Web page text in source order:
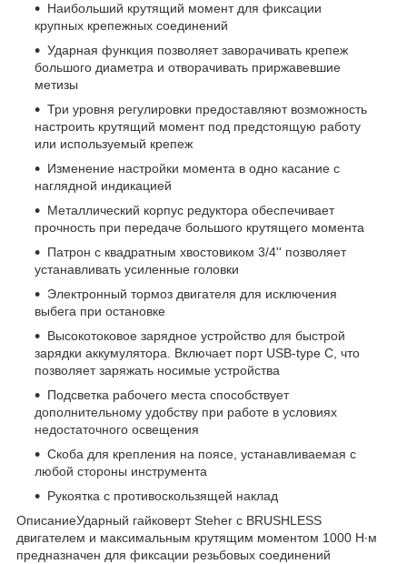
Наибольший крутящий момент для фиксации
крупных крепежных соединений
Ударная функция позволяет заворачивать крепеж
большого диаметра и отворачивать приржавевшие
метизы
Три уровня регулировки предоставляют возможность
настроить крутящий момент под предстоящую работу
или используемый крепеж
Изменение настройки момента в одно касание с
наглядной индикацией
Металлический корпус редуктора обеспечивает
прочность при передаче большого крутящего момента
Патрон с квадратным хвостовиком 3/4'' позволяет
устанавливать усиленные головки
Электронный тормоз двигателя для исключения
выбега при остановке
Высокотоковое зарядное устройство для быстрой
зарядки аккумулятора. Включает порт USB-type C, что
позволяет заряжать носимые устройства
Подсветка рабочего места способствует
дополнительному удобству при работе в условиях
недостаточного освещения
Скоба для крепления на поясе, устанавливаемая с
любой стороны инструмента
Рукоятка с противоскользящей наклад
ОписаниеУдарный гайковерт Steher с BRUSHLESS
двигателем и максимальным крутящим моментом 1000 Н∙м
предназначен для фиксации резьбовых соединений